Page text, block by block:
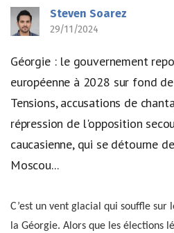
Steven Soarez
29/11/2024
Géorgie : le gouvernement
européenne à 2028 sur fond
Tensions, accusations de
répression de l'opposition
caucasienne, qui se détourne
Moscou...
C’est un vent glacial qui souffle sur
la Géorgie. Alors que les élections